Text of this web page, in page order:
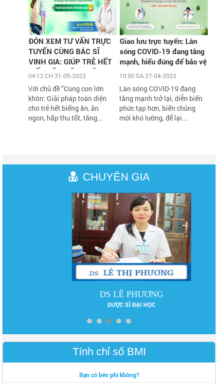
ĐÓN XEM TƯ VẤN TRỰC
TUYẾN CÙNG BÁC SĨ
VINH GIA: GIÚP TRẺ HẾT
BIẾNG ĂN, TĂNG CÂN,
HÀNG NGÀN QUÀ TẶNG
H
04:12 CH 31-05-2023
Với chủ đề "Cùng con lớn
khôn: Giải pháp toàn diện
cho trẻ hết biếng ăn, ăn
ngon, hấp thu tốt, tăng...
Giao lưu trực tuyến: Làn
sóng COVID-19 đang tăng
mạnh, hiểu đúng để bảo vệ
sức khỏe an toàn
10:50 SA 27-04-2023
Làn sóng COVID-19 đang
tăng mạnh trở lại, diễn biến
phức tạp hơn, biến chủng
mới khó lường, để lại...
CHUYÊN GIA
DS LÊ PHƯƠNG
DƯỢC SĨ ĐẠI HỌC
Tính chỉ số BMI
Bạn có béo phì không?